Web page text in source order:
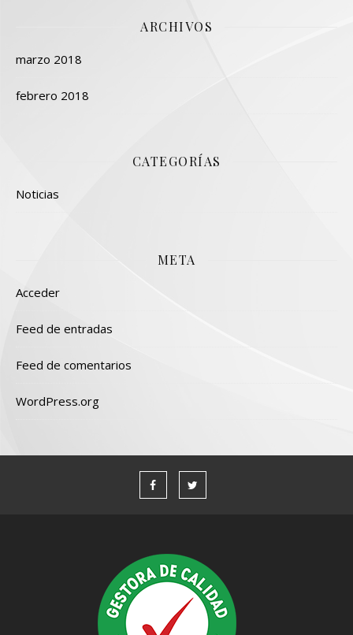
ARCHIVOS
marzo 2018
febrero 2018
CATEGORÍAS
Noticias
META
Acceder
Feed de entradas
Feed de comentarios
WordPress.org